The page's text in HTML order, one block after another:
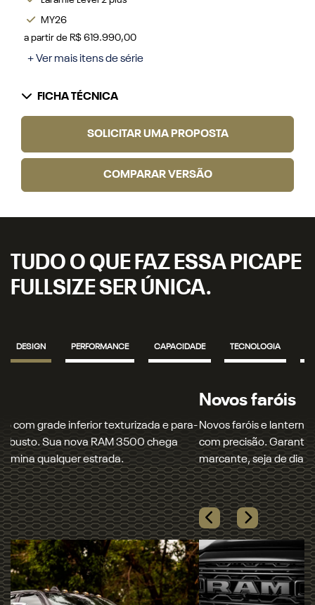
MY26
a partir de R$ 619.990,00
+ Ver mais itens de série
FICHA TÉCNICA
SOLICITAR UMA PROPOSTA
COMPARAR VERSÃO
TUDO O QUE FAZ ESSA PICAPE
FULLSIZE SER ÚNICA.
DESIGN PERFORMANCE CAPACIDADE TECNOLOGIA
Novos faróis e lanternas full LED que iluminam seu caminho
com precisão. Garanta mais segurança e um visual
marcante, seja de dia ou de noite.​
Previous Next
Próximo
Madeira de verdade